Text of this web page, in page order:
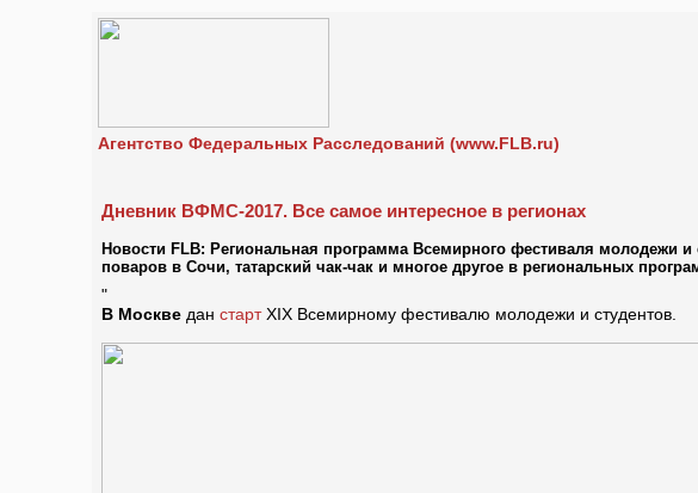
Агентство Федеральных Расследований (www.FLB.ru)
Дневник ВФМС-2017. Все самое интересное в регионах
Новости FLB: Региональная программа Всемирного фестиваля молодежи
поваров в Сочи, татарский чак-чак и многое другое в региональных
"
В Москве дан стартXIX Всемирному фестивалю молодежи и студентов.